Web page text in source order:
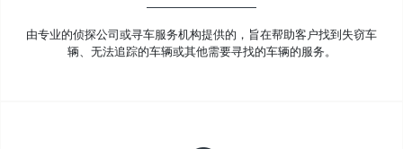
由专业的侦探公司或寻车服务机构提供的，旨在帮助客户找到失窃车
辆、无法追踪的车辆或其他需要寻找的车辆的服务。